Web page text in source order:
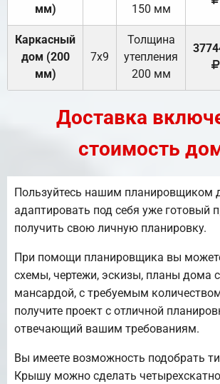
мм)
150 мм
Каркасный
дом (200
мм)
7х9
Толщина
утепления
200 мм
Доставка
стоимость
Пользуйтесь нашим планировщиком
адаптировать под себя уже готовый
получить свою личную планировку.
При помощи планировщика вы
схемы, чертежи, эскизы, планы дома
мансардой, с требуемым
получите проект с отличной
отвечающий вашим требованиям.
Вы имеете возможность подобрать
Крышу можно сделать